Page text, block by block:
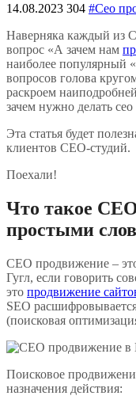
14.08.2023 304 #Сео
Наверняка каждый из
вопрос «А зачем нам
наиболее популярный
вопросов голова
раскроем
зачем нужно делать
Эта статья будет
клиентов СЕО-студий.
Поехали!
Что такое
простыми
СЕО продвижение –
Гугл, если говорить
это продвижение
SEO
(поисковая
Поисковое
назначения действия: